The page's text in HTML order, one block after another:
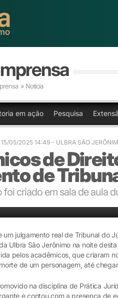
» Notícia
em ação Pesquisa
15/05/2025 14:49 - ULBRA SÃO
de
de
criado em sala de aula
julgamento real de Tribunal do
Ulbra São Jerônimo na noite
pelos acadêmicos, que criaram
de um personagem, até
na disciplina de Prática
e contou com a presença de